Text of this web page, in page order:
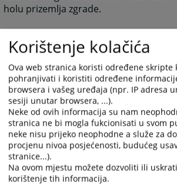
holu prizemlja zgrade.
5091PREGLEDA
Korištenje kolačića
Ova web stranica koristi određene skripte
pohranjivati i koristiti određene
browsera i vašeg uređaja (npr. IP adresa
sesiji unutar browsera, ...).
Neke od ovih informacija su nam
stranica ne bi mogla fukcionisati u svom
neke nisu prijeko neophodne a služe za
procjenu nivoa posjećenosti, budućeg
stranice...).
Na ovom mjestu možete dozvoliti ili
korištenje tih informacija.